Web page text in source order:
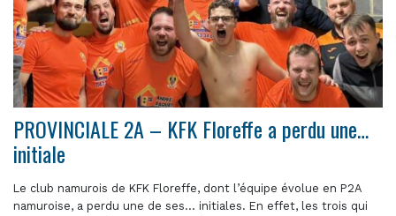
PROVINCIALE 2A – KFK Floreffe a perdu une…
initiale
Le club namurois de KFK Floreffe, dont l’équipe évolue en P2A
namuroise, a perdu une de ses… initiales. En effet, les trois qui